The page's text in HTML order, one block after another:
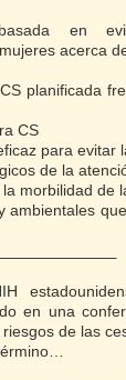
basada en
acerca
planificada
CS
para evitar
de la
morbilidad de
ambientales
en una
de las